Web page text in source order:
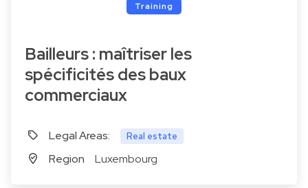
Bailleurs : maîtriser les
spécificités des baux
commerciaux
Legal Areas: Real estate
Region Luxembourg
Training